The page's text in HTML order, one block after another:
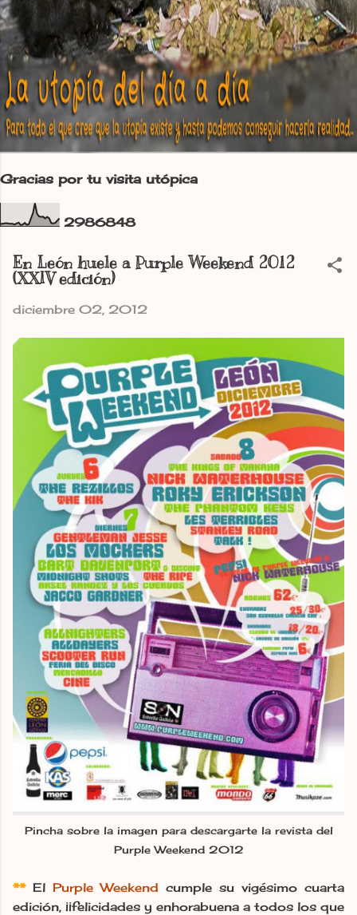
Gracias por tu visita utópica
2986848
En León huele a Purple Weekend 2012
(XXIV edición)
diciembre 02, 2012
Pincha sobre la imagen para descargarte la revista del
Purple Weekend 2012
**El Purple Weekend cumple su vigésimo cuarta
edición, ¡¡felicidades y enhorabuena a todos los que